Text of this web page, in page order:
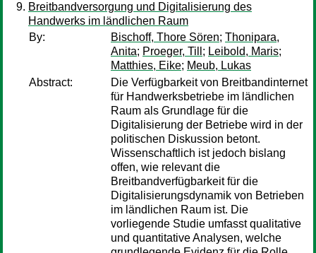
Breitbandversorgung und Digitalisierung des
Handwerks im ländlichen Raum
By:
Bischoff, Thore Sören; Thonipara,
Anita; Proeger, Till ; Leibold, Maris;
Matthies, Eike; Meub, Lukas
Abstract:
Die Verfügbarkeit von Breitbandinternet
für Handwerksbetriebe im ländlichen
Raum als Grundlage für die
Digitalisierung der Betriebe wird in der
politischen Diskussion betont.
Wissenschaftlich ist jedoch bislang
offen, wie relevant die
Breitbandverfügbarkeit für die
Digitalisierungsdynamik von Betrieben
im ländlichen Raum ist. Die
vorliegende Studie umfasst qualitative
und quantitative Analysen, welche